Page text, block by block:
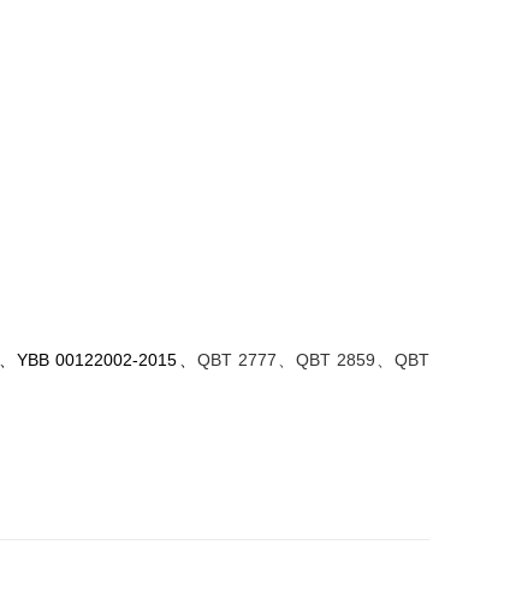
、YBB 00122002-2015 QBT 2777 QBT 2859 、QBT